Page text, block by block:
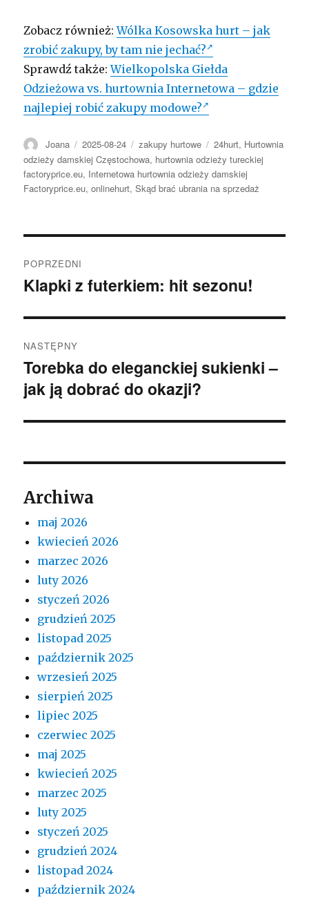
Zobacz również:Wólka Kosowska hurt – jak
zrobić zakupy, by tam nie jechać?
Sprawdź także:Wielkopolska Giełda
Odzieżowa vs. hurtownia Internetowa – gdzie
najlepiej robić zakupy modowe?
Autor
Joana Opublikowano
2025-08-24 Kategorie
zakupy hurtowe Tagi
24hurt, Hurtownia
odzieży damskiej Częstochowa, hurtownia odzieży tureckiej
factoryprice.eu, Internetowa hurtownia odzieży damskiej
Factoryprice.eu,onlinehurt,Skąd brać ubrania na sprzedaż
wpisu
POPRZEDNI
Poprzedni
Klapki z futerkiem: hit sezonu!
NASTĘPNY
Następny
wpis:
Torebka do eleganckiej sukienki –
jak ją dobrać do okazji?
Archiwa
maj 2026
kwiecień 2026
marzec 2026
luty 2026
styczeń 2026
grudzień 2025
listopad 2025
październik 2025
wrzesień 2025
sierpień 2025
lipiec 2025
czerwiec 2025
maj 2025
kwiecień 2025
marzec 2025
luty 2025
styczeń 2025
grudzień 2024
listopad 2024
październik 2024